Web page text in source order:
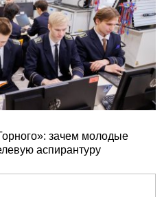
зачем молодые
аспирантуру